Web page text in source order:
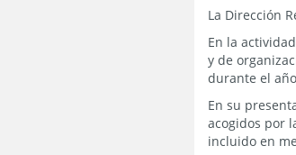
La Dirección
En la
y de
durante el
En su
acogidos por
incluido en